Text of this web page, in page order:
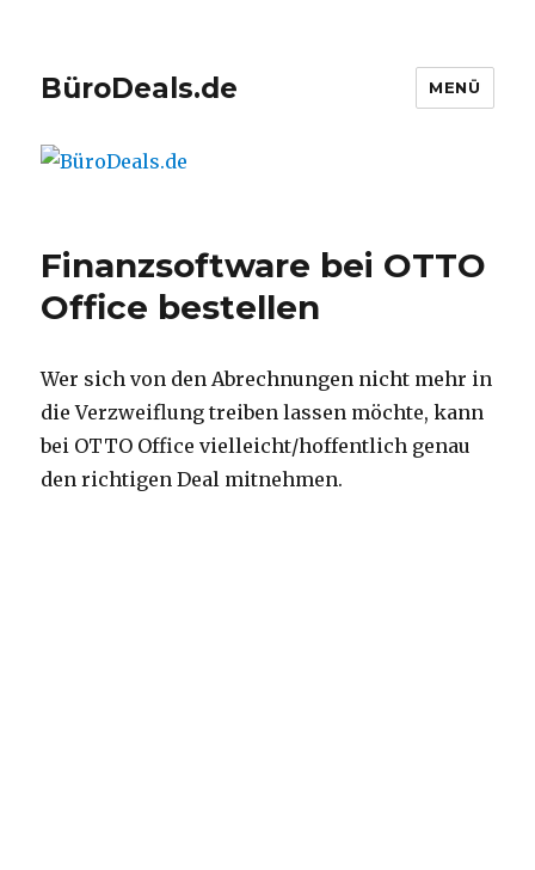
BüroDeals.de MENÜ
Finanzsoftware bei OTTO
Office bestellen
Wer sich von den Abrechnungen nicht mehr in
die Verzweiflung treiben lassen möchte, kann
bei OTTO Office vielleicht/hoffentlich genau
den richtigen Deal mitnehmen.